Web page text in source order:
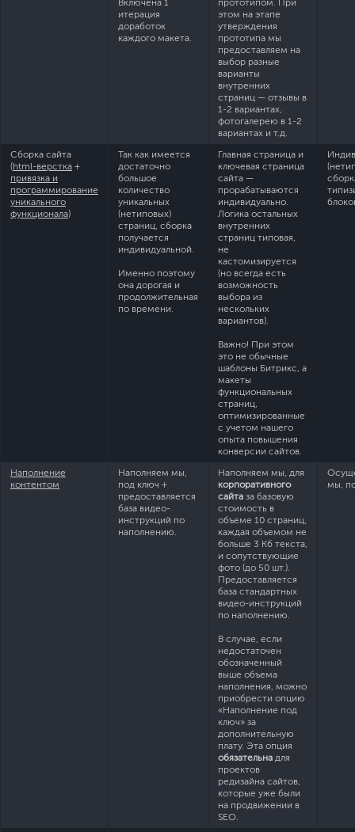
Включена 1
итерация
доработок
каждого макета.
прототипом. При
этом на этапе
утверждения
прототипа мы
предоставляем на
выбор разные
варианты
внутренних
страниц — отзывы в
1-2 вариантах,
фотогалерею в 1-2
вариантах и т.д.
Сборка сайта
(html-верстка +
привязка и
программирование
уникального
функционала)
Так как имеется
достаточно
большое
количество
уникальных
(нетиповых)
страниц, сборка
получается
индивидуальной.
Именно поэтому
она дорогая и
продолжительная
по времени.
Главная страница и
ключевая страница
сайта —
прорабатываются
индивидуально.
Логика остальных
внутренних
страниц типовая,
не
кастомизируется
(но всегда есть
возможность
выбора из
нескольких
вариантов).
Важно! При этом
это не обычные
шаблоны Битрикс, а
макеты
функциональных
страниц,
оптимизированные
с учетом нашего
опыта повышения
конверсии сайтов.
Наполнение
контентом
Наполняем мы,
под ключ +
предоставляется
база видео-
инструкций по
наполнению.
Наполняем мы, для
корпоративного
сайта за базовую
стоимость в
объеме 10 страниц,
каждая объемом не
больше 3 Кб текста,
и сопутствующие
фото (до 50 шт.).
Предоставляется
база стандартных
видео-инструкций
по наполнению.
В случае, если
недостаточен
обозначенный
выше объема
наполнения, можно
приобрести опцию
«Наполнение под
ключ» за
дополнительную
плату. Эта опция
обязательна для
проектов
редизайна сайтов,
которые уже были
на продвижении в
SEO.
мы,